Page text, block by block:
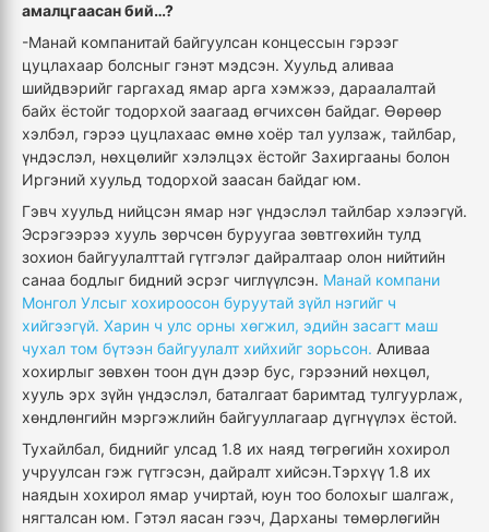
амалцгаасан бий…?
-Манай компанитай байгуулсан концессын гэрээг
цуцлахаар болсныг гэнэт мэдсэн. Хуульд аливаа
шийдвэрийг гаргахад ямар арга хэмжээ, дараалалтай
байх ёстойг тодорхой заагаад өгчихсөн байдаг. Өөрөөр
хэлбэл, гэрээ цуцлахаас өмнө хоёр тал уулзаж, тайлбар,
үндэслэл, нөхцөлийг хэлэлцэх ёстойг Захиргааны болон
Иргэний хуульд тодорхой заасан байдаг юм.
Гэвч хуульд нийцсэн ямар нэг үндэслэл тайлбар хэлээгүй.
Эсрэгээрээ хууль зөрчсөн буруугаа зөвтгөхийн тулд
зохион байгуулалттай гүтгэлэг дайралтаар олон нийтийн
санаа бодлыг бидний эсрэг чиглүүлсэн. Манай компани
Монгол Улсыг хохироосон буруутай зүйл нэгийг ч
хийгээгүй. Харин ч улс орны хөгжил, эдийн засагт маш
чухал том бүтээн байгуулалт хийхийг зорьсон. Аливаа
хохирлыг зөвхөн тоон дүн дээр бус, гэрээний нөхцөл,
хууль эрх зүйн үндэслэл, баталгаат баримтад тулгуурлаж,
хөндлөнгийн мэргэжлийн байгууллагаар дүгнүүлэх ёстой.
Тухайлбал, биднийг улсад 1.8 их наяд төгрөгийн хохирол
учруулсан гэж гүтгэсэн, дайралт хийсэн.Тэрхүү 1.8 их
наядын хохирол ямар учиртай, юун тоо болохыг шалгаж,
нягталсан юм. Гэтэл яасан гээч, Дарханы төмөрлөгийн